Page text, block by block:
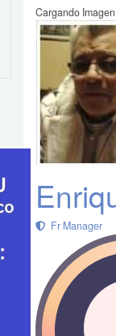
Cargando
Fr Manager